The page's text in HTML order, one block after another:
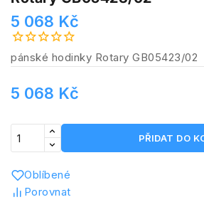
5 068 Kč
pánské hodinky Rotary GB05423/02
5 068 Kč
PŘIDAT DO
Oblíbené
Porovnat